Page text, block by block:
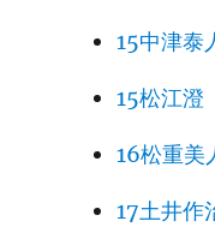
15中津泰
15松江澄
16松重美
17土井作